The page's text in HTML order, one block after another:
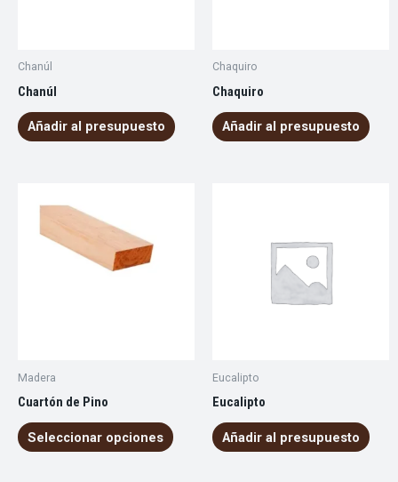
Chanúl
Chanúl
Añadir al presupuesto
Chaquiro
Chaquiro
Añadir al presupuesto
Madera
Cuartón de Pino
Seleccionar opciones
Eucalipto
Eucalipto
Añadir al presupuesto